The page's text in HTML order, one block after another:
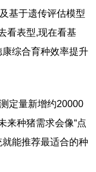
基于遗传评估模型
看表型,现在看基
康综合育种效率提升
定量新增约20000
来种猪需求会像“点
能推荐最适合的种